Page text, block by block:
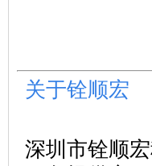
关于铨顺宏
深圳市铨顺